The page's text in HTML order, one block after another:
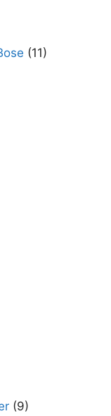
(11)
(9)